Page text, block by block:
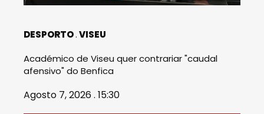
DESPORTO VISEU
Académico de Viseu quer contrariar "caudal
afensivo" do Benfica
Agosto 7, 2026 . 15:30